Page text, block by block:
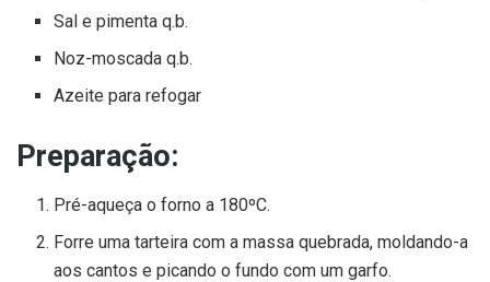
Sal e pimenta q.b.
Noz-moscada q.b.
Azeite para refogar
Preparação:
Pré-aqueça o forno a 180ºC.
Forre uma tarteira com a massa quebrada, moldando-a
aos cantos e picando o fundo com um garfo.